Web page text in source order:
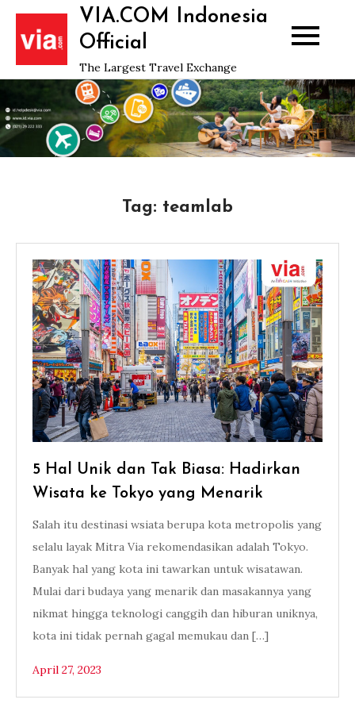
Skip
content
VIA.COM Indonesia
Official
The Largest Travel Exchange
Tag: teamlab
5 Hal Unik dan Tak Biasa: Hadirkan
Wisata ke Tokyo yang Menarik
Salah itu destinasi wsiata berupa kota metropolis yang
selalu layak Mitra Via rekomendasikan adalah Tokyo.
Banyak hal yang kota ini tawarkan untuk wisatawan.
Mulai dari budaya yang menarik dan masakannya yang
nikmat hingga teknologi canggih dan hiburan uniknya,
kota ini tidak pernah gagal memukau dan […]
April 27, 2023